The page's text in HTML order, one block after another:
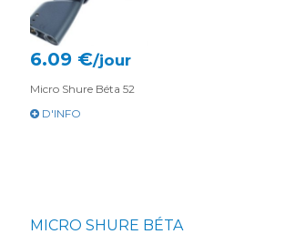
6.09 €/jour
Micro Shure Béta 52
D'INFO
MICRO SHURE BÉTA